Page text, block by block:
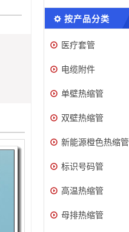
按产品分类
医疗套管
电缆附件
单壁热缩管
双壁热缩管
新能源橙色热缩管
标识号码管
高温热缩管
母排热缩管